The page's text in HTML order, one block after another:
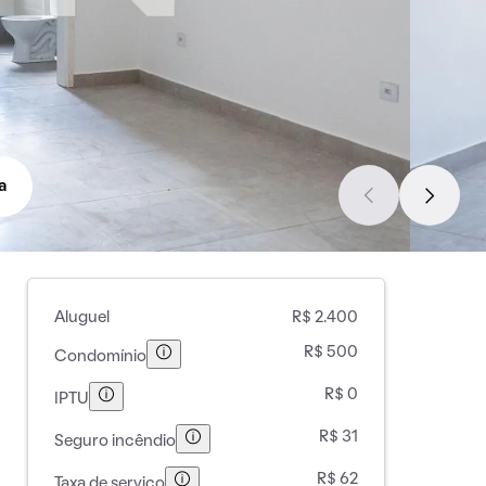
Aluguel R$ 2.400
Condomínio R$ 500
IPTU R$ 0
Seguro incêndio R$ 31
R$ 62